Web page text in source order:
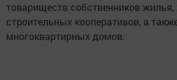
товариществ собственников
строительных кооперативов, а
многоквартирных домов.